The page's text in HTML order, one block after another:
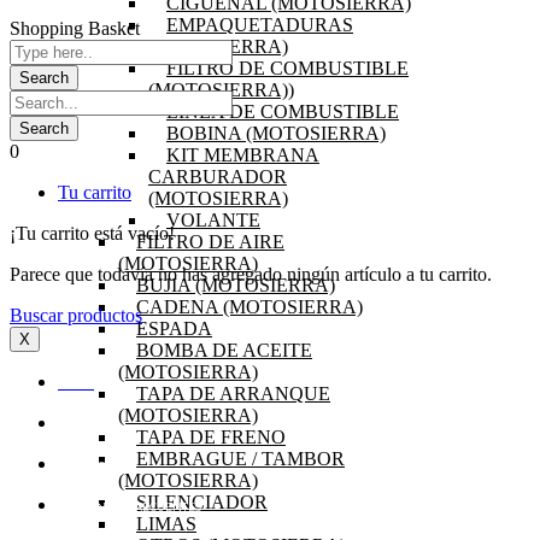
EMPAQUETADURAS
(MOTOSIERRA)
FILTRO DE COMBUSTIBLE
(MOTOSIERRA))
LINEA DE COMBUSTIBLE
BOBINA (MOTOSIERRA)
KIT MEMBRANA
CARBURADOR
(MOTOSIERRA)
VOLANTE
FILTRO DE AIRE
(MOTOSIERRA)
BUJIA (MOTOSIERRA)
CADENA (MOTOSIERRA)
ESPADA
BOMBA DE ACEITE
(MOTOSIERRA)
TAPA DE ARRANQUE
(MOTOSIERRA)
TAPA DE FRENO
EMBRAGUE / TAMBOR
(MOTOSIERRA)
SILENCIADOR
LIMAS
Shopping Basket
0
Tu carrito
¡Tu carrito está vacío!
Parece que todavía no has agregado ningún artículo a tu carrito.
Buscar productos
X
PRODUCTOS
PREGUNTAS FRECUENTES